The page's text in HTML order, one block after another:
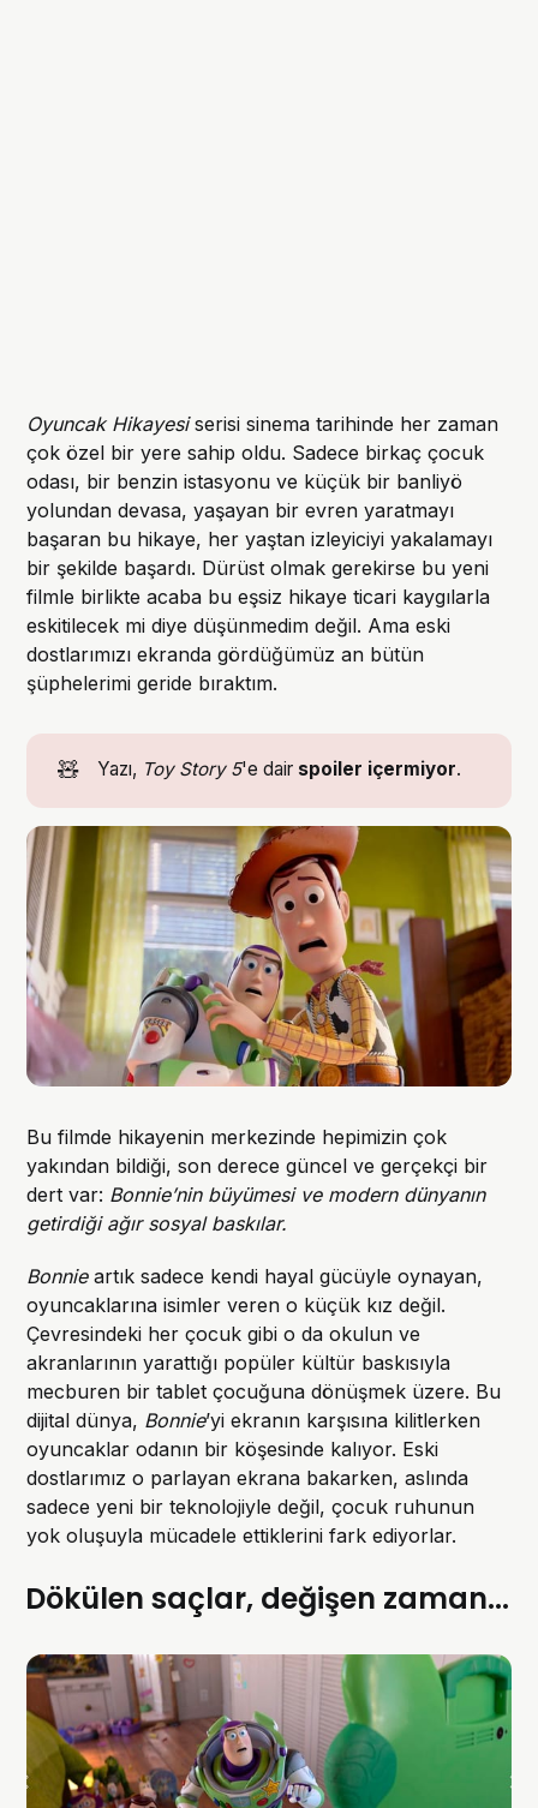
Oyuncak Hikayesiserisi sinema tarihinde her zaman
çok özel bir yere sahip oldu. Sadece birkaç çocuk
odası, bir benzin istasyonu ve küçük bir banliyö
yolundan devasa, yaşayan bir evren yaratmayı
başaran bu hikaye, her yaştan izleyiciyi yakalamayı
bir şekilde başardı. Dürüst olmak gerekirse bu yeni
filmle birlikte acaba bu eşsiz hikaye ticari kaygılarla
eskitilecek mi diye düşünmedim değil. Ama eski
dostlarımızı ekranda gördüğümüz an bütün
şüphelerimi geride bıraktım.
🧸 Yazı, Toy Story 5'e dair spoiler içermiyor.
Bu filmde hikayenin merkezinde hepimizin çok
yakından bildiği, son derece güncel ve gerçekçi bir
dert var: Bonnie’nin büyümesi ve modern dünyanın
getirdiği ağır sosyal baskılar.
Bonnieartık sadece kendi hayal gücüyle oynayan,
oyuncaklarına isimler veren o küçük kız değil.
Çevresindeki her çocuk gibi o da okulun ve
akranlarının yarattığı popüler kültür baskısıyla
mecburen bir tablet çocuğuna dönüşmek üzere. Bu
dijital dünya, Bonnie’yi ekranın karşısına kilitlerken
oyuncaklar odanın bir köşesinde kalıyor. Eski
dostlarımız o parlayan ekrana bakarken, aslında
sadece yeni bir teknolojiyle değil, çocuk ruhunun
yok oluşuyla mücadele ettiklerini fark ediyorlar.
Dökülen saçlar, değişen zaman...